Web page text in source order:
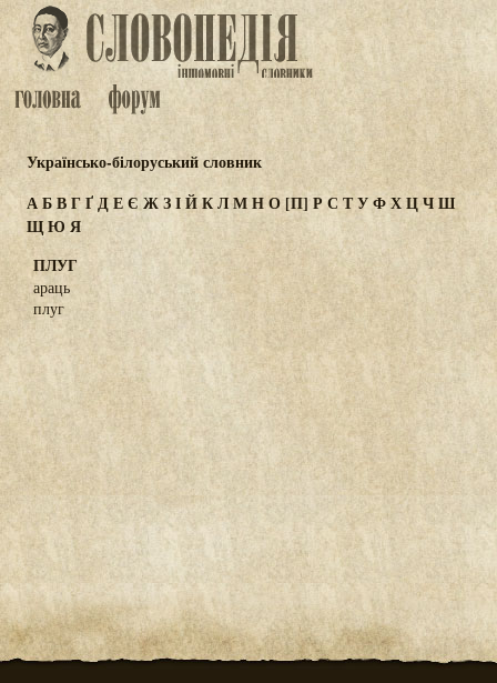
Українсько-білоруський словник
АБВГҐДЕЄ ЖЗІЙКЛМНО[П] Р С ТУФХЦЧШ
ЩЮ Я
ПЛУГ
араць
плуг